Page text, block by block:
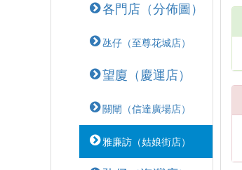
各門店（分佈圖）
氹仔（至尊花城店）
望廈（慶運店）
關閘（信達廣場店）
雅廉訪（姑娘街店）